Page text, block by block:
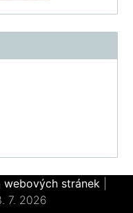
webových stránek
7. 2026